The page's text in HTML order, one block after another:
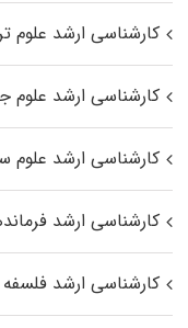
کارشناسی ارشد علوم
کارشناسی ارشد علوم
کارشناسی ارشد علوم
کارشناسی ارشد
کارشناسی ارشد فلسفه